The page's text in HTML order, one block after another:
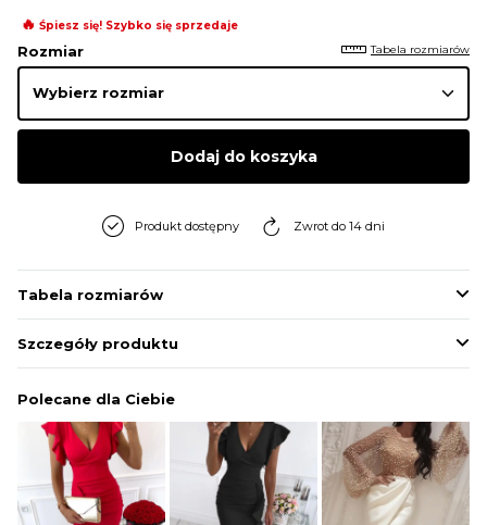
🔥 Śpiesz się! Szybko się sprzedaje
Rozmiar Tabela rozmiarów
Dodaj do koszyka
Produkt dostępny Zwrot do 14 dni
Tabela rozmiarów
Szczegóły produktu
Polecane dla Ciebie